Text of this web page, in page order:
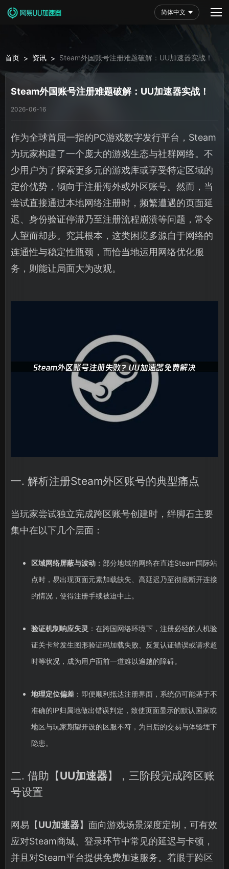
简体中文
首页 > 资讯 > Steam外国账号注册难题破解：UU加速器实战！
Steam外国账号注册难题破解：UU加速器实战！
2026-06-16
作为全球首屈一指的PC游戏数字发行平台，Steam
为玩家构建了一个庞大的游戏生态与社群网络。不
少用户为了探索更多元的游戏库或享受特定区域的
定价优势，倾向于注册海外或外区账号。然而，当
尝试直接通过本地网络注册时，频繁遭遇的页面延
迟、身份验证停滞乃至注册流程崩溃等问题，常令
人望而却步。究其根本，这类困境多源自于网络的
连通性与稳定性瓶颈，而恰当地运用网络优化服
务，则能让局面大为改观。
一. 解析注册Steam外区账号的典型痛点
当玩家尝试独立完成跨区账号创建时，绊脚石主要
集中在以下几个层面：
区域网络屏蔽与波动：部分地域的网络在直连Steam国际站
点时，易出现页面元素加载缺失、高延迟乃至彻底断开连接
的情况，使得注册手续被迫中止。
验证机制响应失灵 ：在跨国网络环境下，注册必经的人机验
证关卡常发生图形验证码加载失败、反复认证错误或请求超
时等状况，成为用户面前一道难以逾越的障碍。
地理定位偏差：即便顺利抵达注册界面，系统仍可能基于不
准确的IP归属地做出错误判定，致使页面显示的默认国家或
地区与玩家期望开设的区服不符，为日后的交易与体验埋下
隐患。
二. 借助【UU加速器】，三阶段完成跨区账
号设置
网易【UU加速器】面向游戏场景深度定制，可有效
应对Steam商城、登录环节中常见的延迟与卡顿，
并且对Steam平台提供免费加速服务。着眼于跨区